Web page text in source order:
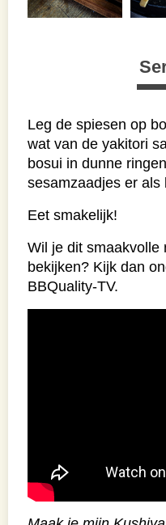
Leg de spiesen op
wat van de yakitori
bosui in dunne
sesamzaadjes er als
Eet smakelijk!
Wil je dit smaakvolle
bekijken? Kijk dan
BBQuality-TV.